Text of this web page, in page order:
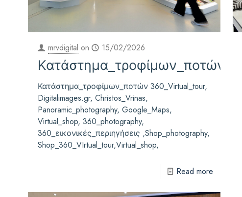
mrvdigital on 15/02/2026
Κατάστημα_τροφίμων_ποτών
Κατάστημα_τροφίμων_ποτών 360_Virtual_tour,
Digitalimages.gr, Christos_Vrinas,
Panoramic_photography, Google_Maps,
Virtual_shop, 360_photography,
360_εικονικές_περιηγήσεις ,Shop_photography,
Shop_360_VIrtual_tour,Virtual_shop,
Read more